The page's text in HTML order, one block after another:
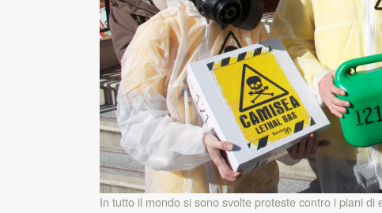
In tutto il mondo si sono svolte proteste contro i piani